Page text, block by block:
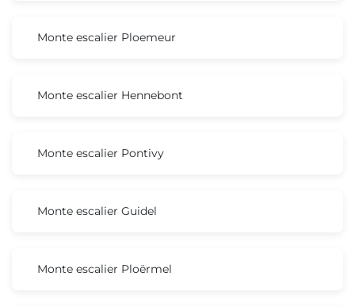
Monte escalier Ploemeur
Monte escalier Hennebont
Monte escalier Pontivy
Monte escalier Guidel
Monte escalier Ploërmel